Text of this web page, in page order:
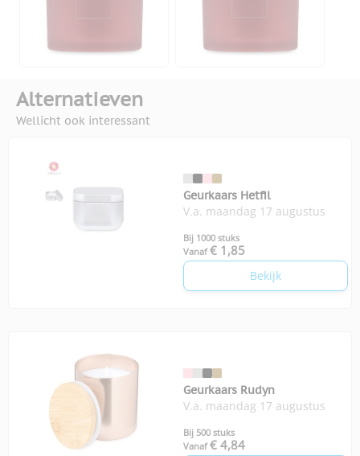
Alternatieven
Wellicht ook interessant
Geurkaars Hetfil
V.a. maandag 17 augustus
Bij 1000 stuks
Vanaf € 1,85
Bekijk
Geurkaars Rudyn
V.a. maandag 17 augustus
Bij 500 stuks
Vanaf € 4,84